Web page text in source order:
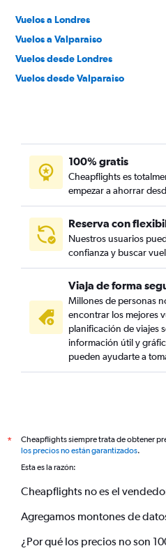
Vuelos a Londres
Vuelos a Valparaiso
Vuelos desde Londres
Vuelos desde Valparaiso
100% gratis
Cheapflights es
empezar a ahorrar
Reserva con
Nuestros usuarios
confianza y buscar
Viaja de forma
Millones de personas
encontrar los mejores
planificación de viajes
información útil y
pueden ayudarte a
*
Cheapflights siempre trata de obtener
los precios no están garantizados.
Esta es la razón:
Cheapflights no es el
Agregamos montones de
¿Por qué los precios no son